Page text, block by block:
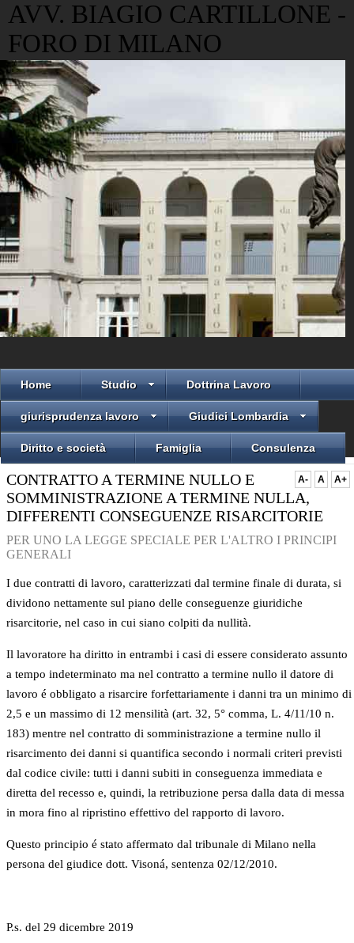
AVV. BIAGIO CARTILLONE -
FORO DI MILANO
Home Studio Dottrina Lavoro
giurisprudenza lavoro Giudici Lombardia
Diritto e società Famiglia Consulenza
A- A A+
CONTRATTO A TERMINE NULLO E
SOMMINISTRAZIONE A TERMINE NULLA,
DIFFERENTI CONSEGUENZE RISARCITORIE
PER UNO LA LEGGE SPECIALE PER L'ALTRO I PRINCIPI
GENERALI
I due contratti di lavoro, caratterizzati dal termine finale di durata, si
dividono nettamente sul piano delle conseguenze giuridiche
risarcitorie, nel caso in cui siano colpiti da nullità.
Il lavoratore ha diritto in entrambi i casi di essere considerato assunto
a tempo indeterminato ma nel contratto a termine nullo il datore di
lavoro é obbligato a risarcire forfettariamente i danni tra un minimo di
2,5 e un massimo di 12 mensilità (art. 32, 5° comma, L. 4/11/10 n.
183) mentre nel contratto di somministrazione a termine nullo il
risarcimento dei danni si quantifica secondo i normali criteri previsti
dal codice civile: tutti i danni subiti in conseguenza immediata e
diretta del recesso e, quindi, la retribuzione persa dalla data di messa
in mora fino al ripristino effettivo del rapporto di lavoro.
Questo principio é stato affermato dal tribunale di Milano nella
persona del giudice dott. Visoná, sentenza 02/12/2010.
P.s. del 29 dicembre 2019